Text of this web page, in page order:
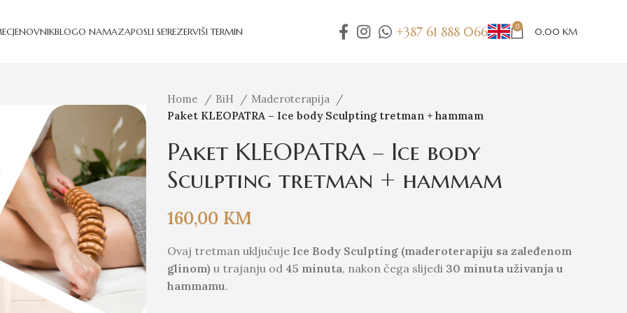
CJENOVNIKBLOGO NAMAZAPOSLI SE!REZERVIŠI TERMIN +387 61 888 066 0 0,00 KM
Home BiH
Maderoterapija
Paket KLEOPATRA – Ice body Sculpting tretman + hammam
Paket KLEOPATRA – Ice body
Sculpting tretman + hammam
160,00 KM
Ovaj tretman uključuje Ice Body Sculpting (maderoterapiju sa zaleđenom
glinom) u trajanju od 45 minuta, nakon čega slijedi 30 minuta uživanja u
hammamu.